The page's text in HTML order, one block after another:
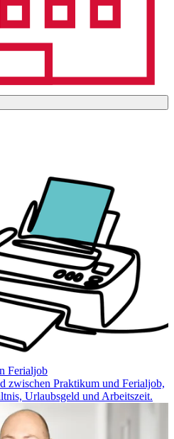
Ferialjob
zwischen Praktikum und Ferialjob,
Urlaubsgeld und Arbeitszeit.